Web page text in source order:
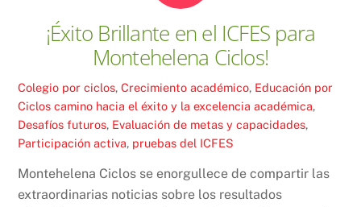
¡Éxito Brillante en el ICFES para
Montehelena Ciclos!
Colegio por ciclos,Crecimiento académico, Educación por
Ciclos camino hacia el éxito y la excelencia académica,
Desafíos futuros, Evaluación de metas y capacidades,
Participación activa, pruebas del ICFES
Montehelena Ciclos se enorgullece de compartir las
extraordinarias noticias sobre los resultados